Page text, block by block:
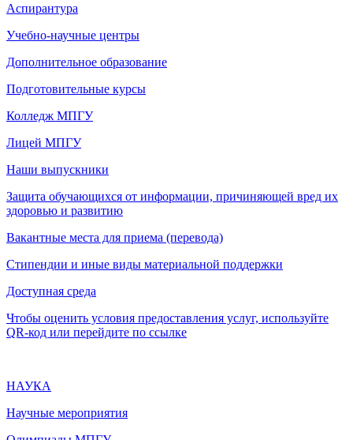
Аспирантура
Учебно-научные центры
Дополнительное образование
Подготовительные курсы
Колледж МПГУ
Лицей МПГУ
Наши выпускники
Защита обучающихся от информации, причиняющей вред их
здоровью и развитию
Вакантные места для приема (перевода)
Стипендии и иные виды материальной поддержки
Доступная среда
Чтобы оценить условия предоставления услуг, используйте
QR-код или перейдите по ссылке
НАУКА
Научные мероприятия